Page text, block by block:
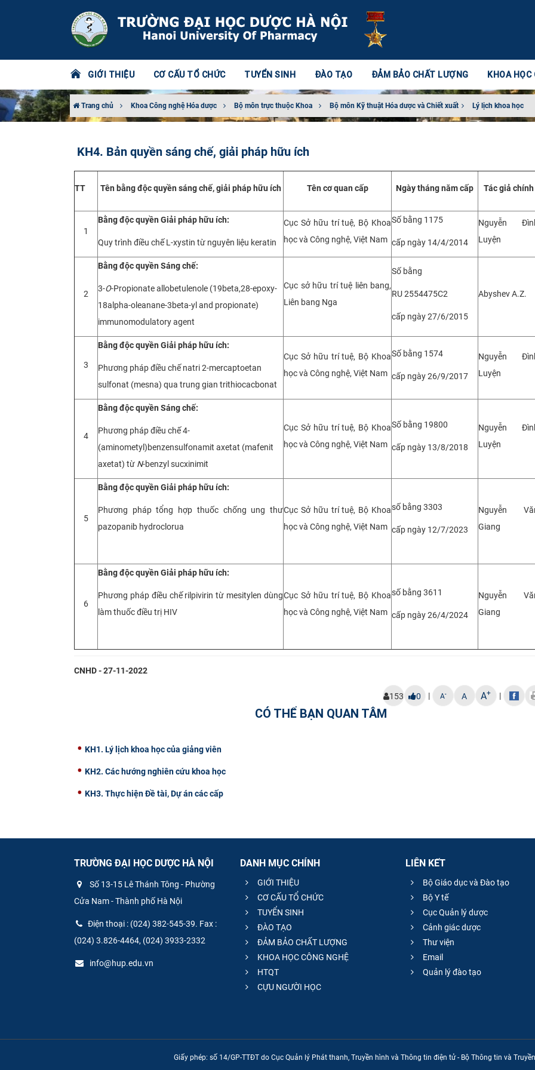
GIỚI THIỆU CƠ CẤU TỔ CHỨC TUYỂN SINH ĐÀO TẠO ĐẢM BẢO CHẤT LƯỢNG KHOA HỌC
Trang chủ Khoa Công nghệ Hóa dược Bộ môn trực thuộc Khoa Bộ môn Kỹ thuật Hóa dược và Chiết xuất​ Lý lịch khoa học
KH4. Bản quyền sáng chế, giải pháp hữu ích
TT Tên bằng độc quyền sáng chế, giải pháp hữu ích Tên cơ quan cấp Ngày tháng năm cấp Tác giả chính
1
Bằng độc quyền Giải pháp hữu ích:
Quy trình điều chế L-xystin từ nguyên liệu keratin
Cục Sở hữu trí tuệ, Bộ Khoa
học và Công nghệ, Việt Nam
Số bằng 1175
cấp ngày 14/4/2014
Nguyễn
Luyện
2
Bằng độc quyền Sáng chế:
3-O-Propionate allobetulenole (19beta,28-epoxy-
18alpha-oleanane-3beta-yl and propionate)
immunomodulatory agent
Cục sở hữu trí tuệ liên bang,
Liên bang Nga
Số bằng
RU 2554475C2
cấp ngày 27/6/2015
Abyshev A.Z.
3
Bằng độc quyền Giải pháp hữu ích:
Phương pháp điều chế natri 2-mercaptoetan
sulfonat (mesna) qua trung gian trithiocacbonat
Cục Sở hữu trí tuệ, Bộ Khoa
học và Công nghệ, Việt Nam
Số bằng 1574
cấp ngày 26/9/2017
Nguyễn
Luyện
4
Bằng độc quyền Sáng chế:
Phương pháp điều chế 4-
(aminometyl)benzensulfonamit axetat (mafenit
axetat) từ N-benzyl sucxinimit
Cục Sở hữu trí tuệ, Bộ Khoa
học và Công nghệ, Việt Nam
Số bằng 19800
cấp ngày 13/8/2018
Nguyễn
Luyện
5
Bằng độc quyền Giải pháp hữu ích:
Phương pháp tổng hợp thuốc chống ung thư
pazopanib hydroclorua
Cục Sở hữu trí tuệ, Bộ Khoa
học và Công nghệ, Việt Nam
số bằng 3303
cấp ngày 12/7/2023
Nguyễn
Giang
6
Bằng độc quyền Giải pháp hữu ích:
Phương pháp điều chế rilpivirin từ mesitylen dùng
làm thuốc điều trị HIV
Cục Sở hữu trí tuệ, Bộ Khoa
học và Công nghệ, Việt Nam
số bằng 3611
cấp ngày 26/4/2024
Nguyễn
Giang
CNHD - 27-11-2022
153 0 | A- A A+ |
CÓ THỂ BẠN QUAN TÂM
KH1. Lý lịch khoa học của giảng viên
KH2. Các hướng nghiên cứu khoa học
KH3. Thực hiện Đề tài, Dự án các cấp
TRƯỜNG ĐẠI HỌC DƯỢC HÀ NỘI
Số 13-15 Lê Thánh Tông - Phường
Cửa Nam - Thành phố Hà Nội
Điện thoại : (024) 382-545-39. Fax :
(024) 3.826-4464, (024) 3933-2332
info@hup.edu.vn
DANH MỤC CHÍNH
GIỚI THIỆU
CƠ CẤU TỔ CHỨC
TUYỂN SINH
ĐÀO TẠO
ĐẢM BẢO CHẤT LƯỢNG
KHOA HỌC CÔNG NGHỆ
HTQT
CỰU NGƯỜI HỌC
LIÊN KẾT
Bộ Giáo dục và Đào tạo
Bộ Y tế
Cục Quản lý dược
Cảnh giác dược
Thư viện
Email
Quản lý đào tạo
Giấy phép: số 14/GP-TTĐT do Cục Quản lý Phát thanh, Truyền hình và Thông tin điện tử - Bộ Thông tin và